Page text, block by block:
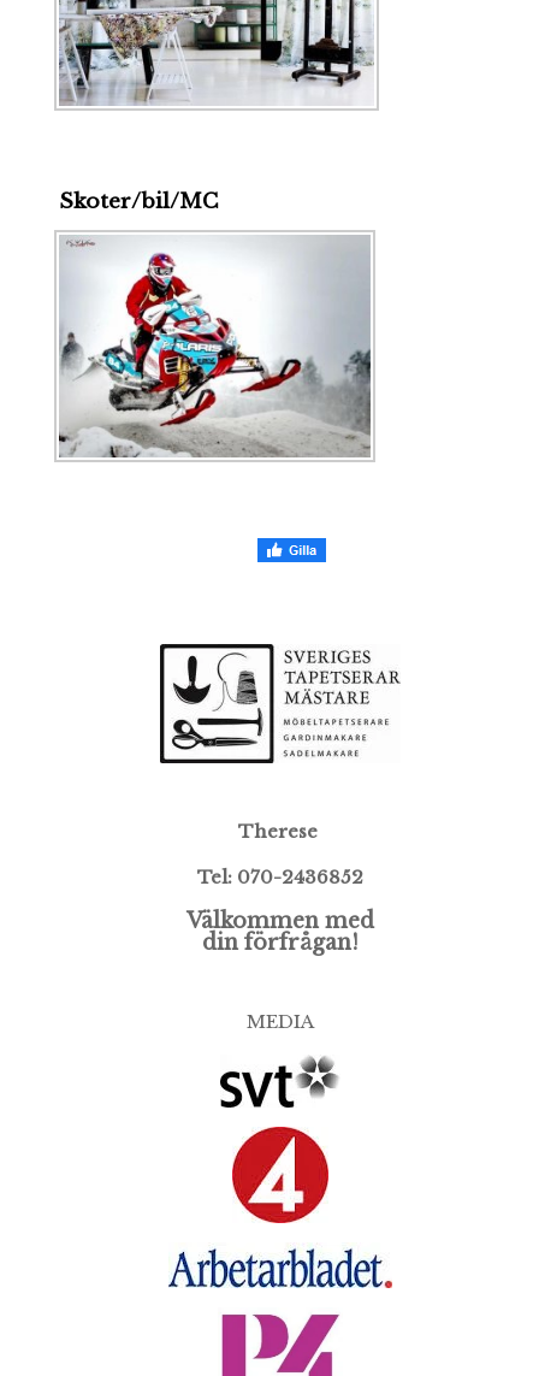
Skoter/bil/MC
Therese
Tel: 070-2436852
Välkommen med
din förfrågan!
MEDIA